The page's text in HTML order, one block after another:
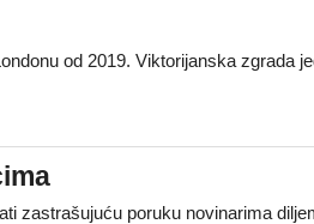
od 2019. Viktorijanska zgrada
zastrašujuću poruku novinarima